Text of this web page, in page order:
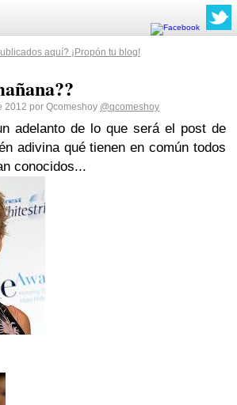
aquí? ¡Propón tu blog!
2012 por Qcomeshoy @qcomeshoy
adelanto de lo que será el post de
adivina qué tienen en común todos
conocidos...